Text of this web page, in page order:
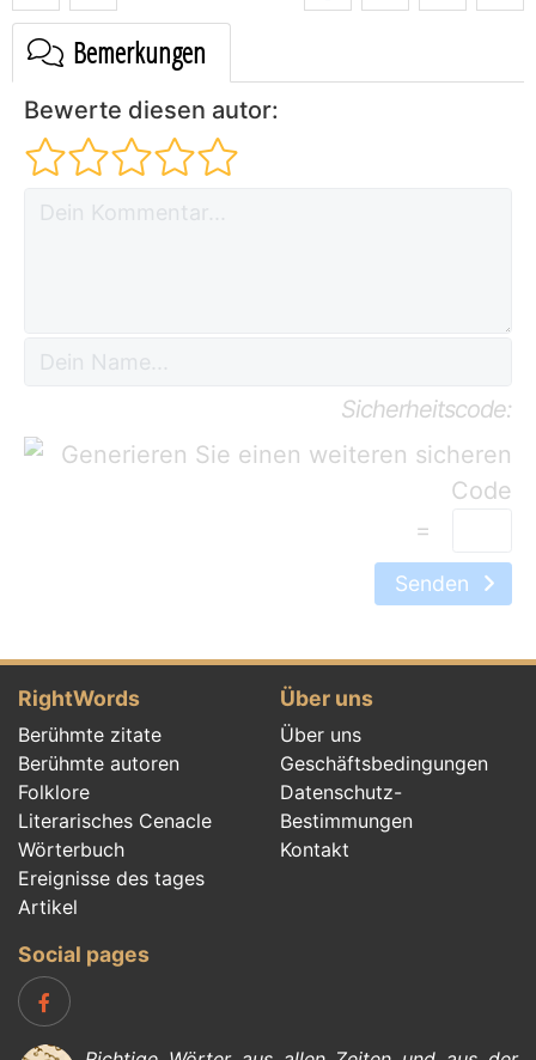
Bemerkungen
Bewerte diesen autor:
Sicherheitscode:
=
Senden
RightWords
Berühmte zitate
Berühmte autoren
Folklore
Literarisches Cenacle
Wörterbuch
Ereignisse des tages
Artikel
Über uns
Über uns
Geschäftsbedingungen
Datenschutz-
Bestimmungen
Kontakt
Social pages